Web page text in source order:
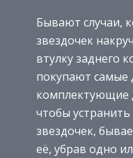
Бывают случаи,
звездочек
втулку заднего
покупают
комплектующие
чтобы
звездочек,
её, убрав одно